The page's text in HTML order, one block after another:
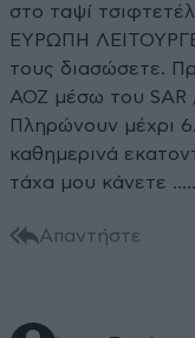
στο ταψί
ΕΥΡΩΠΗ
τους διασώσετε.
ΑΟΖ μέσω του SAR
Πληρώνουν μέχρι
καθημερινά
τάχα μου κάνετε
Απαντήστε